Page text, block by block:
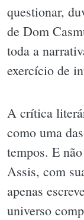
questionar,
de Dom
toda a
exercício de
A crítica
como uma
tempos. E
Assis, com
apenas
universo